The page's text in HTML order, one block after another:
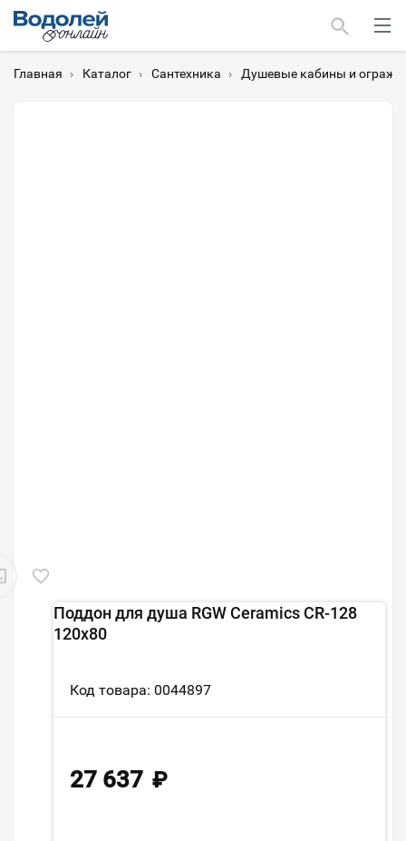
Главная › Каталог › Сантехника › Душевые кабины и
Поддон для душа RGW Ceramics CR-128
120х80
Код товара: 0044897
27 637 ₽